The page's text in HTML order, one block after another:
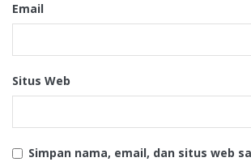
Email
Situs Web
Simpan nama, email, dan situs web